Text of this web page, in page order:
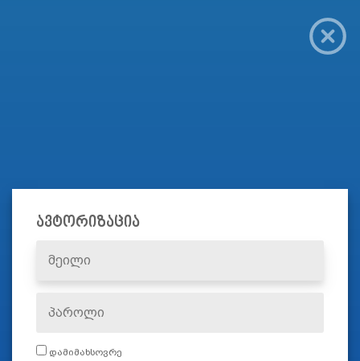
ავტორიზაცია
დამიმახსოვრე